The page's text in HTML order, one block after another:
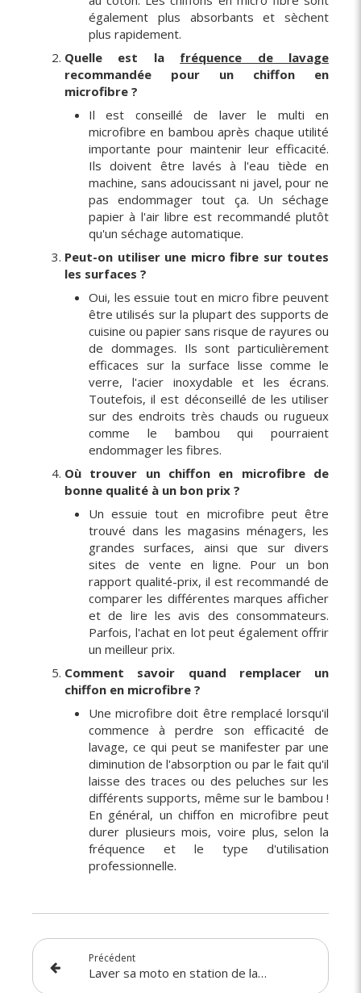
également plus absorbants et sèchent
plus rapidement.
Quelle est la fréquence de lavage
recommandée pour un chiffon en
microfibre ?
Il est conseillé de laver le multi en
microfibre en bambou après chaque utilité
importante pour maintenir leur efficacité.
Ils doivent être lavés à l'eau tiède en
machine, sans adoucissant ni javel, pour ne
pas endommager tout ça. Un séchage
papier à l'air libre est recommandé plutôt
qu'un séchage automatique.
Peut-on utiliser une micro fibre sur toutes
les surfaces ?
Oui, les essuie tout en micro fibre peuvent
être utilisés sur la plupart des supports de
cuisine ou papier sans risque de rayures ou
de dommages. Ils sont particulièrement
efficaces sur la surface lisse comme le
verre, l'acier inoxydable et les écrans.
Toutefois, il est déconseillé de les utiliser
sur des endroits très chauds ou rugueux
comme le bambou qui pourraient
endommager les fibres.
Où trouver un chiffon en microfibre de
bonne qualité à un bon prix ?
Un essuie tout en microfibre peut être
trouvé dans les magasins ménagers, les
grandes surfaces, ainsi que sur divers
sites de vente en ligne. Pour un bon
rapport qualité-prix, il est recommandé de
comparer les différentes marques afficher
et de lire les avis des consommateurs.
Parfois, l'achat en lot peut également offrir
un meilleur prix.
Comment savoir quand remplacer un
chiffon en microfibre ?
Une microfibre doit être remplacé lorsqu'il
commence à perdre son efficacité de
lavage, ce qui peut se manifester par une
diminution de l'absorption ou par le fait qu'il
laisse des traces ou des peluches sur les
différents supports, même sur le bambou !
En général, un chiffon en microfibre peut
durer plusieurs mois, voire plus, selon la
fréquence et le type d'utilisation
professionnelle.
Précédent
Laver sa moto en station de lavage